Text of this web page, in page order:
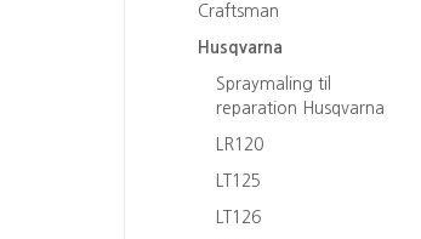
Craftsman
Husqvarna
Spraymaling til
reparation Husqvarna
LR120
LT125
LT126